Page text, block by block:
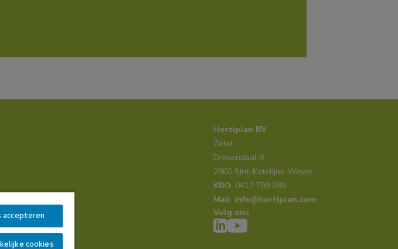
Hortiplan BV
Zetel:
Drevendaal 9
2860 Sint-Katelijne-Waver,
KBO: 0417.799.289
Mail: info@hortiplan.com
Volg ons
accepteren
cookies